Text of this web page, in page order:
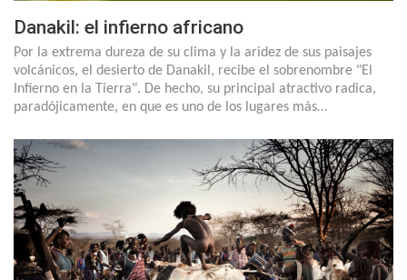
Danakil: el infierno africano
Por la extrema dureza de su clima y la aridez de sus paisajes
volcánicos, el desierto de Danakil, recibe el sobrenombre "El
Infierno en la Tierra". De hecho, su principal atractivo radica,
paradójicamente, en que es uno de los lugares más…